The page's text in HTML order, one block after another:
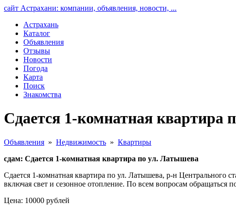
сайт Астрахани: компании, объявления, новости, ...
Астрахань
Каталог
Объявления
Отзывы
Новости
Погода
Карта
Поиск
Знакомства
Сдается 1-комнатная квартира
Объявления » Недвижимость » Квартиры
сдам: Сдается 1-комнатная квартира по ул. Латышева
Сдается 1-комнатная квартира по ул. Латышева, р-н Центрального
включая свет и сезонное отопление. По всем вопросам обращаться
Цена: 10000 рублей